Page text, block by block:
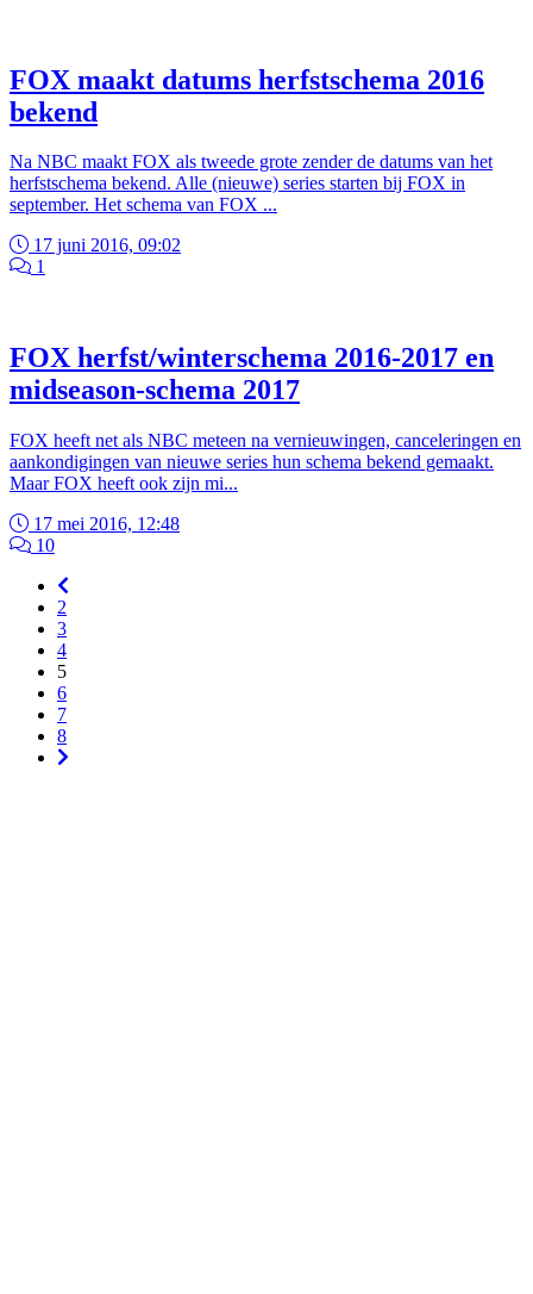
FOX maakt datums herfstschema 2016
bekend
Na NBC maakt FOX als tweede grote zender de datums van het
herfstschema bekend. Alle (nieuwe) series starten bij FOX in
september. Het schema van FOX ...
17 juni 2016, 09:02
1
FOX herfst/winterschema 2016-2017 en
midseason-schema 2017
FOX heeft net als NBC meteen na vernieuwingen, canceleringen en
aankondigingen van nieuwe series hun schema bekend gemaakt.
Maar FOX heeft ook zijn mi...
17 mei 2016, 12:48
10
2
3
4
5
6
7
8